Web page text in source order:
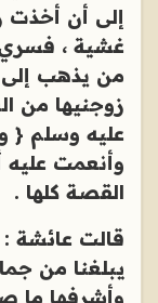
إلى أن أخذت
غشية ،
من يذهب إلى
زوجنيها من
عليه وسلم {
وأنعمت
القصة كلها .
قالت عائشة
يبلغنا من
وأشرفها ما